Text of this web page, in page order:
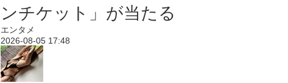
ンチケット」が当たる
エンタメ
2026-08-05 17:48